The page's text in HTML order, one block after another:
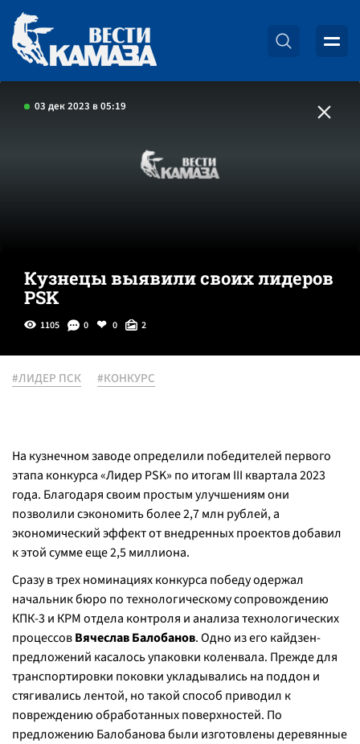
03 дек 2023 в 05:19
Кузнецы выявили своих лидеров
PSK
1105 0 0 2
#ЛИДЕР ПСК #КОНКУРС
На кузнечном заводе определили победителей первого
этапа конкурса «Лидер PSK» по итогам III квартала 2023
года. Благодаря своим простым улучшениям они
позволили сэкономить более 2,7 млн рублей, а
экономический эффект от внедренных проектов добавил
к этой сумме еще 2,5 миллиона.
Сразу в трех номинациях конкурса победу одержал
начальник бюро по технологическому сопровождению
КПК-3 и КРМ отдела контроля и анализа технологических
процессовВячеслав Балобанов. Одно из его кайдзен-
предложений касалось упаковки коленвала. Прежде для
транспортировки поковки укладывались на поддон и
стягивались лентой, но такой способ приводил к
повреждению обработанных поверхностей. По
предложению Балобанова были изготовлены деревянные